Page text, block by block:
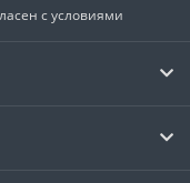
с условиями